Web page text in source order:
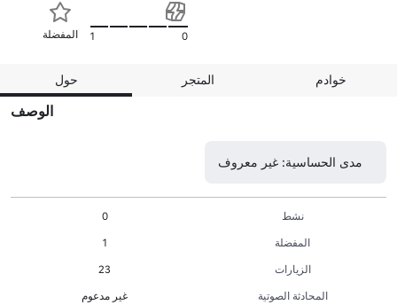
المفضلة 1 0
حول المتجر خوادم
الوصف
مدى الحساسية: غير معروف
نشط
0
المفضلة
1
الزيارات
23
المحادثة الصوتية
غير مدعوم